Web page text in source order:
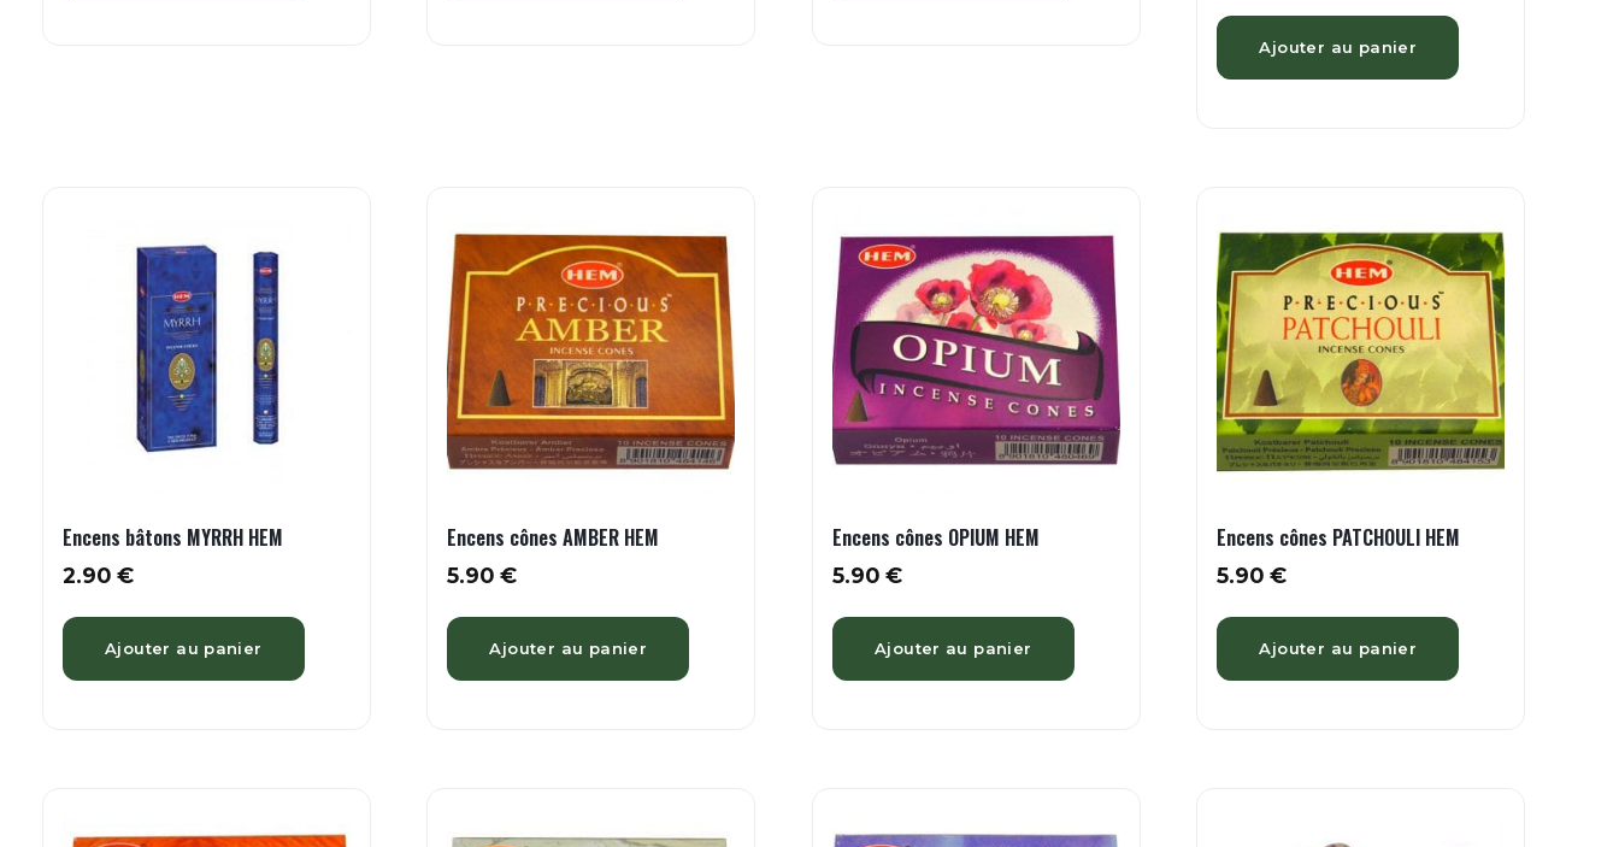
Ajouter au panier
Encens bâtons MYRRH HEM
2.90 €
Ajouter au panier
Encens cônes AMBER HEM
5.90€
Ajouter au panier
Encens cônes OPIUM HEM
5.90 €
Ajouter au panier
Encens cônes PATCHOULI HEM
5.90€
Ajouter au panier